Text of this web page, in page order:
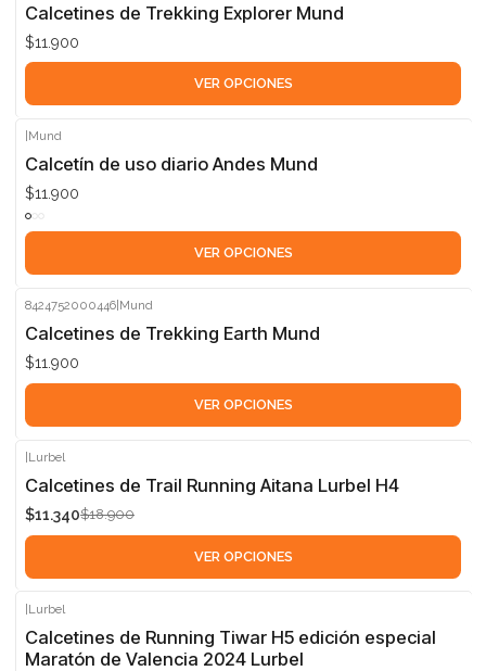
Calcetines de Trekking Explorer Mund
$11.900
VER OPCIONES
Mund
Calcetín de uso diario Andes Mund
$11.900
VER OPCIONES
8424752000446 Mund
Calcetines de Trekking Earth Mund
$11.900
VER OPCIONES
-40%
Lurbel
Calcetines de Trail Running Aitana Lurbel H4
$11.340$18.900
VER OPCIONES
-40%
Lurbel
Calcetines de Running Tiwar H5 edición especial
Maratón de Valencia 2024 Lurbel